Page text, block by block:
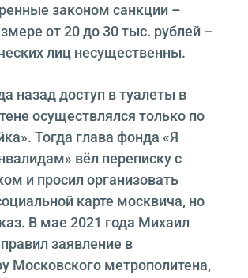
законом санкции –
от 20 до 30 тыс. рублей –
лиц несущественны.
назад доступ в туалеты в
осуществлялся только по
Тогда глава фонда «Я
вёл переписку с
и просил организовать
карте москвича, но
В мае 2021 года Михаил
заявление в
Московского метрополитена,